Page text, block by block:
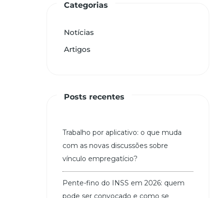
Categorias
Notícias
Artigos
Posts recentes
Trabalho por aplicativo: o que muda
com as novas discussões sobre
vínculo empregatício?
Pente-fino do INSS em 2026: quem
pode ser convocado e como se